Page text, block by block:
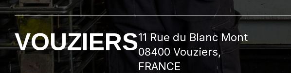
VOUZIERS11 Rue du Blanc Mont
08400 Vouziers,
FRANCE